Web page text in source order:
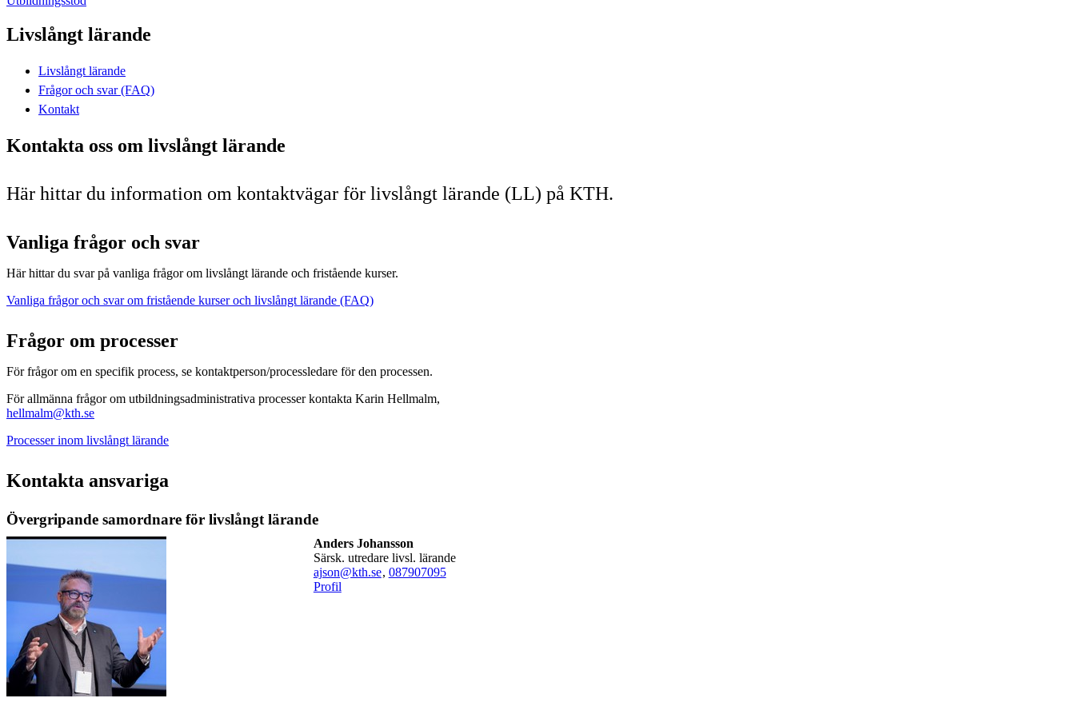
Livslångt lärande
Livslångt lärande
Frågor och svar (FAQ)
Kontakt
Kontakta oss om livslångt lärande
Här hittar du information om kontaktvägar för livslångt lärande (LL) på KTH.
Vanliga frågor och svar
Här hittar du svar på vanliga frågor om livslångt lärande och fristående kurser.
Vanliga frågor och svar om fristående kurser och livslångt lärande (FAQ)
Frågor om processer
För frågor om en specifik process, se kontaktperson/processledare för den processen.
För allmänna frågor om utbildningsadministrativa processer kontakta Karin Hellmalm,
hellmalm@kth.se
Processer inom livslångt lärande
Kontakta ansvariga
Övergripande samordnare för livslångt lärande
Anders Johansson
särsk. utredare livsl. lärande
ajson@kth.se, 087907095
Profil